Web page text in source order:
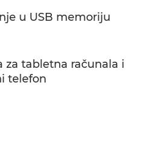
u USB memoriju
za tabletna računala i
telefon